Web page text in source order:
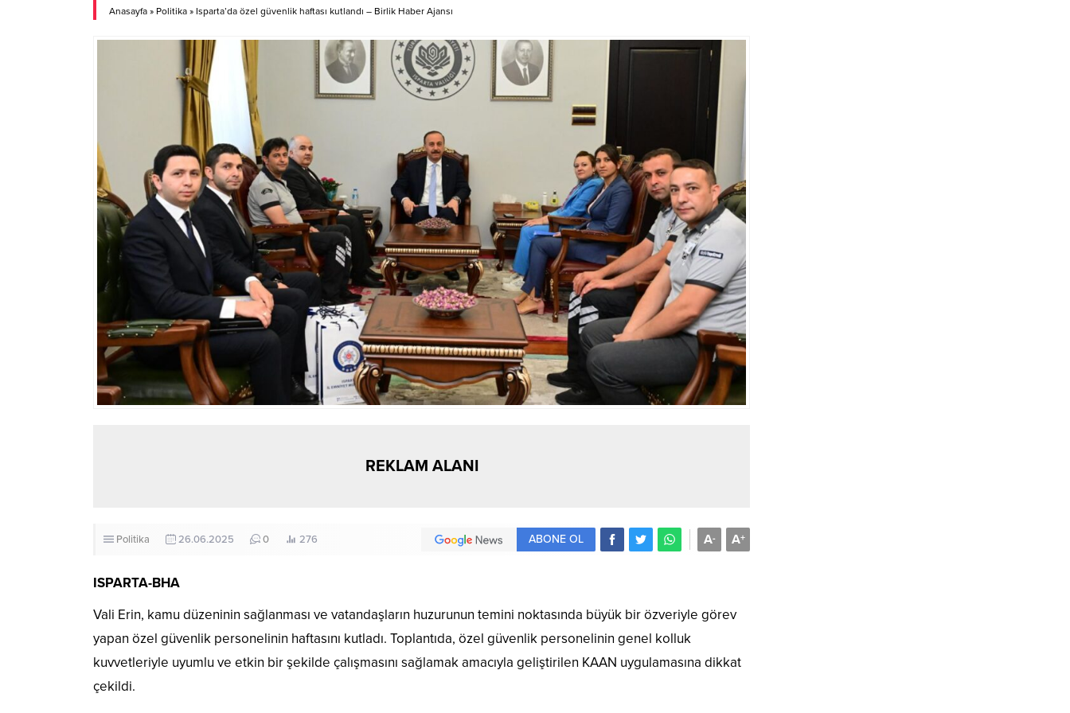
ASELSAN, HAVELSAN, TUSAŞ ve
savunma sanayi kuruluşlarının yanı sıra
65 firma ve 23 start-up katıldı. Etkinliğin
açılışı, Musa Göçmen Orkestrası’nın
“Makinelerin Düşü” resitaliyle yapıldı.
Belediyesi’ne ait olan otelin tahliye
proje çalışmaları kapsamında başlatıldı.
1960 yılında inşa edilen ve uzun yıllar
boyunca hem yerli hem de yabancı
misafirleri ağırlayan...
yazısıdır. Bu yazı, dünyanın en büyük
tarih bilmecelerinden biri olarak kalmaya
devam ediyor. Hindistan’ın Tamil Nadu
eyaletinden yapılan açıklamaya göre,
İndus yazısının...
Anasayfa » Politika » Isparta’da özel güvenlik haftası kutlandı – Birlik Haber Ajansı
REKLAM ALANI
Politika 26.06.2025 0 276 A+
A-
ABONE OL
ISPARTA-BHA
Vali Erin, kamu düzeninin sağlanması ve vatandaşların huzurunun temini noktasında büyük bir özveriyle görev
yapan özel güvenlik personelinin haftasını kutladı. Toplantıda, özel güvenlik personelinin genel kolluk
kuvvetleriyle uyumlu ve etkin bir şekilde çalışmasını sağlamak amacıyla geliştirilen KAAN uygulamasına dikkat
çekildi.